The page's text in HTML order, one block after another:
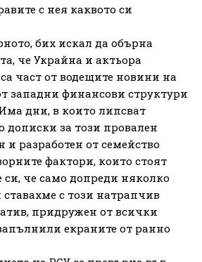
с нея каквото си
бих искал да обърна
че Украйна и актьора
част от водещите новини на
западни финансови структури
дни, в които липсват
дописки за този провален
и разработен от семейство
фактори, които стоят
си, че само допреди няколко
с този натрапчив
придружен от всички
екраните от ранно